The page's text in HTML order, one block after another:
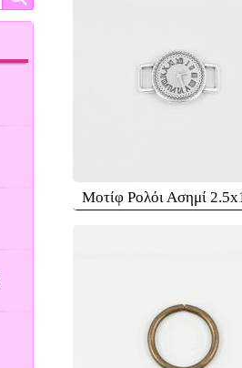
Μοτίφ Ρολόι Ασημί